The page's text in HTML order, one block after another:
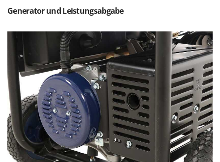
Poolroboter
Poolstaubsauger
R
Rasenmäher
Rasensodenschneider
Rasentraktoren Aufsitzmäher
Rasentrimmer - Kantenschneider
Rasentrimmer - Motorsensen - Freischneider
Gardena
GeoTech Pro
Gierre
Ginko - MGM
Gipeco
Girmi
Goodyear
GRAEF
Gre
Generator und Leistungsabgabe